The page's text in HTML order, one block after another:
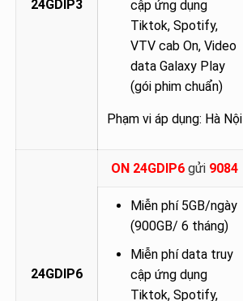
24GDIP3
cập ứng dụng
Tiktok, Spotify,
VTV cab On, Video
data Galaxy Play
(gói phim chuẩn)
Phạm vi áp dụng: Hà Nội
24GDIP6
ON 24GDIP6gửi 9084
Miễn phí 5GB/ngày
(900GB/ 6 tháng)
Miễn phí data truy
cập ứng dụng
Tiktok, Spotify,